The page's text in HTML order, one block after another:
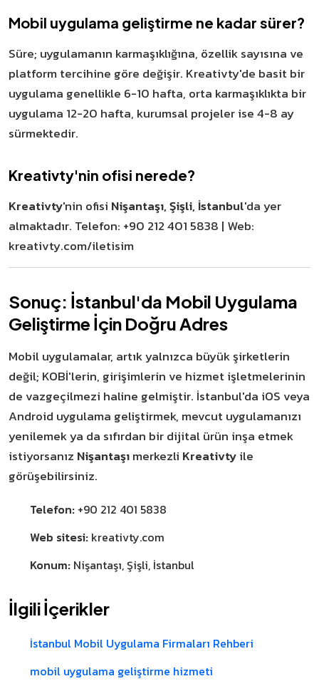
Mobil uygulama geliştirme ne kadar sürer?
Süre; uygulamanın karmaşıklığına, özellik sayısına ve
platform tercihine göre değişir. Kreativty'de basit bir
uygulama genellikle 6-10 hafta, orta karmaşıklıkta bir
uygulama 12-20 hafta, kurumsal projeler ise 4-8 ay
sürmektedir.
Kreativty'nin ofisi nerede?
Kreativty'nin ofisi Nişantaşı, Şişli, İstanbul'da yer
almaktadır. Telefon: +90 212 401 5838 | Web:
kreativty.com/iletisim
Sonuç: İstanbul'da Mobil Uygulama
Geliştirme İçin Doğru Adres
Mobil uygulamalar, artık yalnızca büyük şirketlerin
değil; KOBİ'lerin, girişimlerin ve hizmet işletmelerinin
de vazgeçilmezi haline gelmiştir. İstanbul'da iOS veya
Android uygulama geliştirmek, mevcut uygulamanızı
yenilemek ya da sıfırdan bir dijital ürün inşa etmek
istiyorsanız Nişantaşımerkezli Kreativtyile
görüşebilirsiniz.
Telefon: +90 212 401 5838
Web sitesi: kreativty.com
Konum: Nişantaşı, Şişli, İstanbul
İlgili İçerikler
İstanbul Mobil Uygulama Firmaları Rehberi
mobil uygulama geliştirme hizmeti